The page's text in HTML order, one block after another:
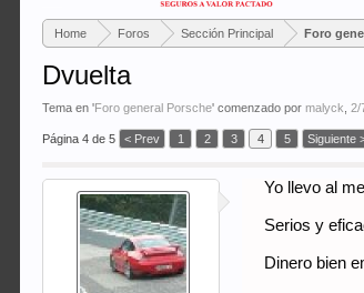
Home Foros Sección Principal Foro
Dvuelta
Tema en 'Foro general Porsche' comenzado pormalyck ,2/
Página 4 de 5 < Prev 1 2 3 4 5 Siguiente
Yo llevo al
Serios y
Dinero bien